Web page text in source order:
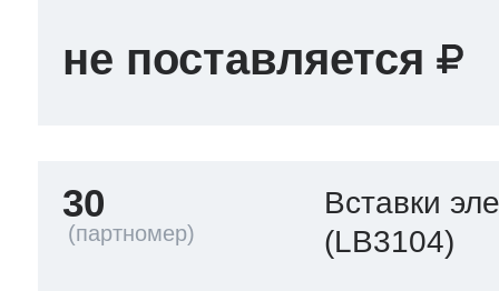
не поставляется
30
Вставки
(LB3104)